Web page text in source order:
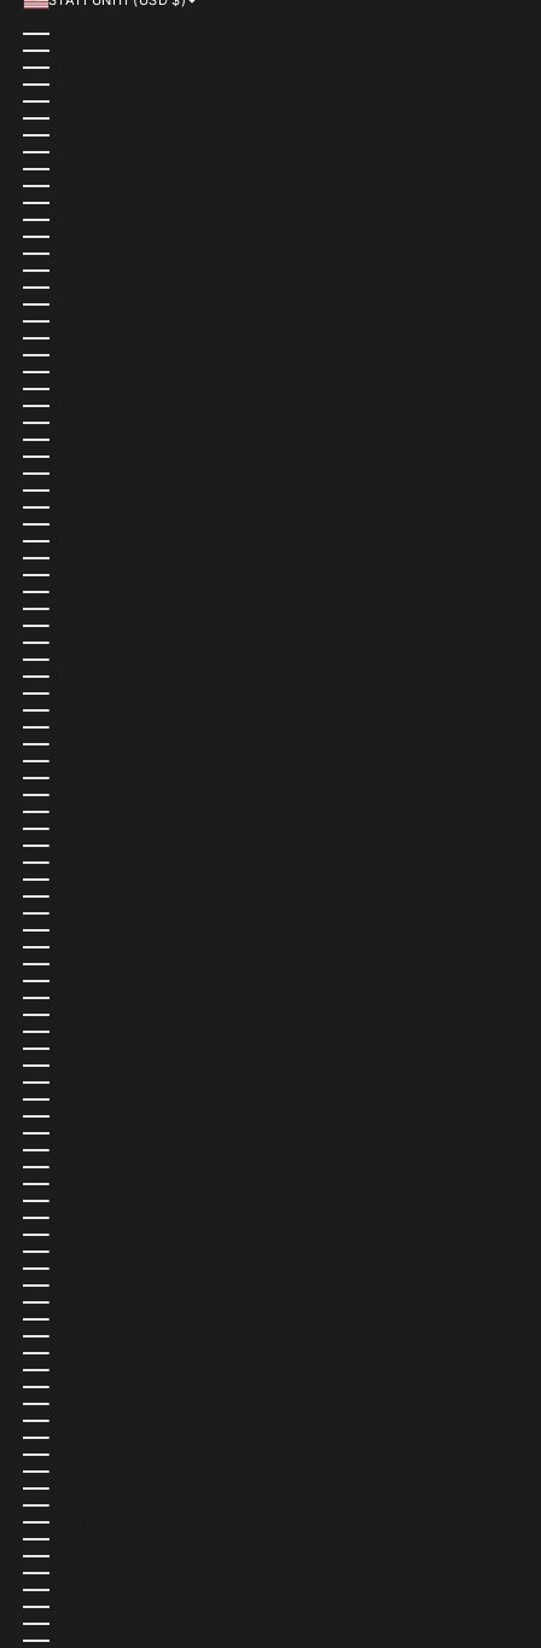
AFGHANISTAN (USD $)
ALBANIA (USD $)
ALGERIA (USD $)
ALTRE ISOLE AMERICANE DEL PACIFICO (USD $)
ANDORRA (USD $)
ANGOLA (USD $)
ANGUILLA (USD $)
ANTIGUA E BARBUDA (USD $)
ARABIA SAUDITA (USD $)
ARGENTINA (USD $)
ARMENIA (USD $)
ARUBA (USD $)
AUSTRALIA (AUD $)
AUSTRIA (USD $)
AZERBAIGIAN (USD $)
BAHAMAS (USD $)
BAHREIN (USD $)
BANGLADESH (USD $)
BARBADOS (USD $)
BELGIO (EUR €)
BELIZE (USD $)
BENIN (USD $)
BERMUDA (USD $)
BHUTAN (USD $)
BIELORUSSIA (USD $)
BOLIVIA (USD $)
BOSNIA ED ERZEGOVINA (USD $)
BOTSWANA (USD $)
BRASILE (USD $)
BRUNEI (USD $)
BULGARIA (USD $)
BURKINA FASO (USD $)
BURUNDI (USD $)
CAMBOGIA (USD $)
CAMERUN (USD $)
CANADA (CAD $)
CAPO VERDE (USD $)
CARAIBI OLANDESI (USD $)
CECHIA (CZK KČ)
CIAD (USD $)
CILE (USD $)
CINA (USD $)
CIPRO (USD $)
CITTÀ DEL VATICANO (USD $)
COLOMBIA (USD $)
COMORE (USD $)
CONGO - KINSHASA (USD $)
CONGO-BRAZZAVILLE (USD $)
COREA DEL SUD (USD $)
COSTA RICA (USD $)
COSTA D’AVORIO (USD $)
CROAZIA (EUR €)
CURAÇAO (USD $)
DANIMARCA (DKK KR.)
DOMINICA (USD $)
ECUADOR (USD $)
EGITTO (USD $)
EL SALVADOR (USD $)
ERITREA (USD $)
ESTONIA (EUR €)
ETIOPIA (USD $)
FIGI (USD $)
FILIPPINE (USD $)
FINLANDIA (EUR €)
FRANCIA (EUR €)
GABON (USD $)
GAMBIA (USD $)
GEORGIA (USD $)
GEORGIA DEL SUD E SANDWICH AUSTRALI (USD $)
GERMANIA (EUR €)
GHANA (USD $)
GIAMAICA (USD $)
GIAPPONE (JPY ¥)
GIBILTERRA (USD $)
GIBUTI (USD $)
GIORDANIA (USD $)
GRECIA (EUR €)
GRENADA (USD $)
GROENLANDIA (USD $)
GUADALUPA (USD $)
GUATEMALA (USD $)
GUERNSEY (USD $)
GUINEA (USD $)
GUINEA EQUATORIALE (USD $)
GUINEA-BISSAU (USD $)
GUYANA (USD $)
GUYANA FRANCESE (USD $)
HAITI (USD $)
HONDURAS (USD $)
INDIA (USD $)
INDONESIA (USD $)
IRAQ (USD $)
IRLANDA (EUR €)
ISLANDA (ISK KR)
ISOLA ASCENSIONE (USD $)